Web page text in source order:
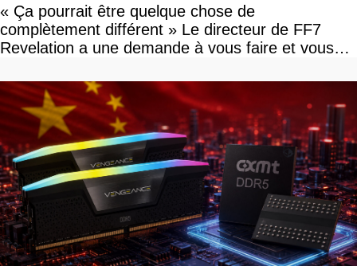
« Ça pourrait être quelque chose de
complètement différent » Le directeur de FF7
Revelation a une demande à vous faire et vous